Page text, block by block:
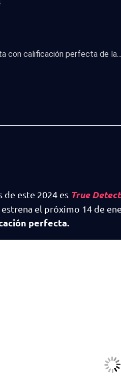
con calificación perfecta de la...
de este 2024 es True
el próximo 14 de
perfecta.